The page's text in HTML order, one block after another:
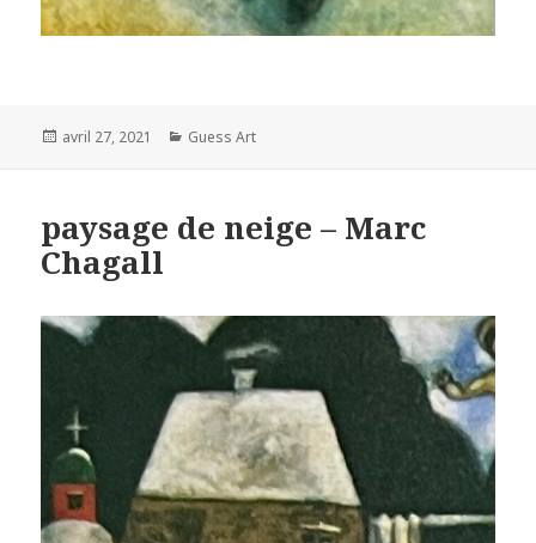
Posted
avril 27, 2021 Categories
Guess Art
paysage de neige – Marc
Chagall